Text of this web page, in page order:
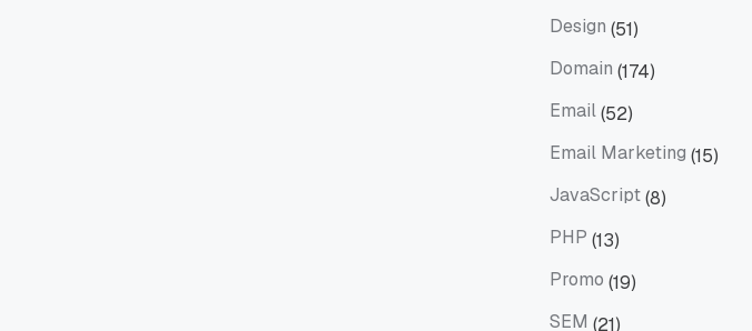
Design (51)
Domain (174)
Email(52)
Email Marketing (15)
JavaScript(8)
PHP (13)
Promo (19)
SEM (21)